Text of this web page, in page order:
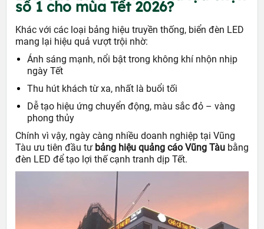
số 1 cho mùa Tết 2026?
Khác với các loại bảng hiệu truyền thống, biển đèn LED
mang lại hiệu quả vượt trội nhờ:
Ánh sáng mạnh, nổi bật trong không khí nhộn nhịp
ngày Tết
Thu hút khách từ xa, nhất là buổi tối
Dễ tạo hiệu ứng chuyển động, màu sắc đỏ – vàng
phong thủy
Chính vì vậy, ngày càng nhiều doanh nghiệp tại Vũng
Tàu ưu tiên đầu tư bảng hiệu quảng cáo Vũng Tàu bằng
đèn LED để tạo lợi thế cạnh tranh dịp Tết.